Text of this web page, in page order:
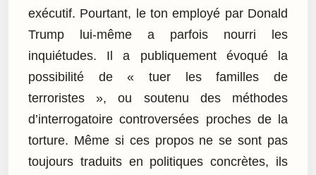
exécutif. Pourtant, le ton employé par Donald
Trump lui-même a parfois nourri les
inquiétudes. Il a publiquement évoqué la
possibilité de « tuer les familles de
terroristes », ou soutenu des méthodes
d’interrogatoire controversées proches de la
torture. Même si ces propos ne se sont pas
toujours traduits en politiques concrètes, ils